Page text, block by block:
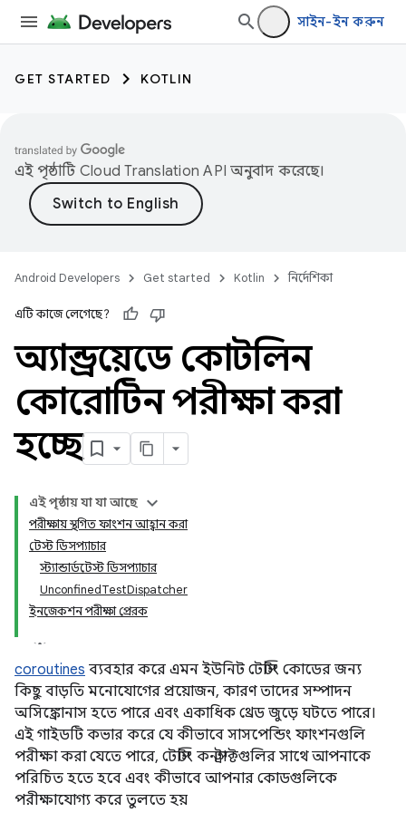
সাইন-ইন করুন
GET STARTED KOTLIN
এই পৃষ্ঠাটি Cloud Translation API অনুবাদ করেছে।
Android Developers Get started Kotlin নির্দেশিকা
এটি কাজে লেগেছে?
অ্যান্ড্রয়েডে কোটলিন
কোরোটিন পরীক্ষা করা
হচ্ছে
এই পৃষ্ঠায় যা যা আছে
পরীক্ষায় স্থগিত ফাংশন আহ্বান করা
টেস্ট ডিসপ্যাচার
স্ট্যান্ডার্ডটেস্ট ডিসপ্যাচার
UnconfinedTestDispatcher
ইনজেকশন পরীক্ষা প্রেরক
coroutines ব্যবহার করে এমন ইউনিট টেস্টিং কোডের জন্য
কিছু বাড়তি মনোযোগের প্রয়োজন, কারণ তাদের সম্পাদন
অসিঙ্ক্রোনাস হতে পারে এবং একাধিক থ্রেড জুড়ে ঘটতে পারে।
এই গাইডটি কভার করে যে কীভাবে সাসপেন্ডিং ফাংশনগুলি
পরীক্ষা করা যেতে পারে, টেস্টিং কনস্ট্রাক্টগুলির সাথে আপনাকে
পরিচিত হতে হবে এবং কীভাবে আপনার কোডগুলিকে
পরীক্ষাযোগ্য করে তুলতে হয়